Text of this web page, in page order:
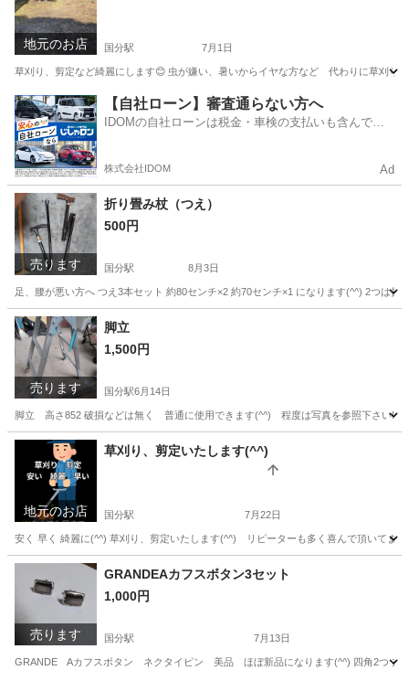
地元のお店 国分駅 7月1日
草刈り、剪定など綺麗にします😊 虫が嫌い、暑いからイヤな方など 代わりに草刈
鹿児島 霧島市 国分駅 草刈り
【自社ローン】審査通らない方へ
IDOMの自社ローンは税金・車検の支払いも含んでい
株式会社IDOM Ad
売ります
折り畳み杖（つえ）
500円
国分駅 8月3日
足、腰が悪い方へ つえ3本セット 約80センチ×2 約70センチ×1 になります(^^) 2つは折
鹿児島 霧島市
売ります
脚立
1,500円
国分駅6月14日
脚立 高さ852 破損などは無く 普通に使用できます(^^) 程度は写真を参照下さい!
鹿児島 霧島市 国分駅 その他 脚立
地元のお店
草刈り、剪定いたします(^^)
国分駅 7月22日
安く 早く 綺麗に(^^) 草刈り、剪定いたします(^^) リピーターも多く喜んで頂いてま
鹿児島 霧島市
売ります
GRANDEAカフスボタン3セット
1,000円
国分駅 7月13日
GRANDE Aカフスボタン ネクタイピン 美品 ほぼ新品になります(^^) 四角2つ